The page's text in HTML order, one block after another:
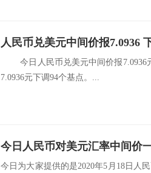
人民币兑美元中间价报7.0936
今日人民币兑美元中间价报7.0936
7.0936元下调94个基点。...
今日人民币对美元汇率中间价
今日为大家提供的是2020年5月18日人